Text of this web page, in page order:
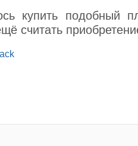
купить подобный
считать